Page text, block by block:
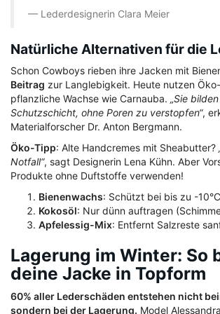
Lederdesignerin Clara Meier
Natürliche Alternativen für die
Schon Cowboys rieben ihre Jacken mit
Beitrag zur Langlebigkeit. Heute nutzen
pflanzliche Wachse wie Carnauba. „Sie
Schutzschicht, ohne Poren zu verstopfen“,
Materialforscher Dr. Anton Bergmann.
Öko-Tipp: Alte Handcremes mit Sheabutter?
Notfall“, sagt Designerin Lena Kühn. Aber
Produkte ohne Duftstoffe verwenden!
Bienenwachs: Schützt bei bis zu -10°C
Kokosöl: Nur dünn auftragen
Apfelessig-Mix: Entfernt Salzreste
Lagerung im Winter: So
deine Jacke in Topform
60% aller Lederschäden entstehen nicht
sondern bei der Lagerung. Model